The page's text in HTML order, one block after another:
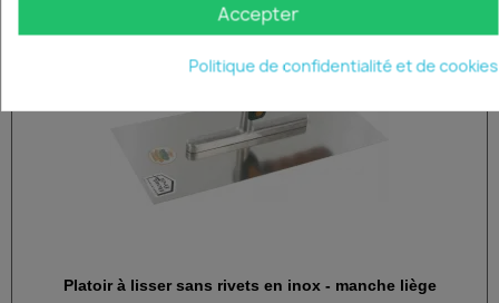
Aperçu rapide
Platoir à lisser sans rivets en inox - manche liège
Accepter
Politique de confidentialité et de cookies